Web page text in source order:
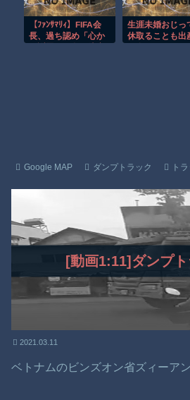
【群馬】デカいNinja乗りさん、後方
【動画】ビッグフットの正体が判明
【ﾌｧﾝｻﾏﾘｨ】FIFA会
長、過ち認め「心か
生涯未婚おじっ
休取ることも出
Google MAP ダンプトラック ト
[動画1:11]ダンプ
2021.03.11
ベトナムのビンズオン省ズィーア